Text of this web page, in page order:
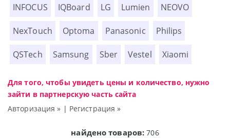
INFOCUS IQBoard LG Lumien NEOVO
NexTouch Optoma Panasonic Philips
QSTech Samsung Sber Vestel Xiaomi
Для того, чтобы увидеть цены и количество, нужно
зайти в партнерскую часть сайта
Авторизация » | Регистрация »
найдено товаров: 706